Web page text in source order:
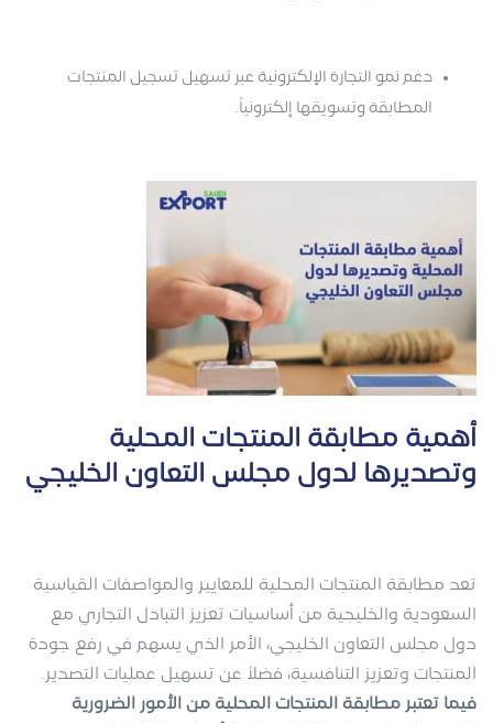
دعم نمو التجارة الإلكترونية عبر تسهيل تسجيل المنتجات
المطابقة وتسويقها إلكترونياً.
أهمية مطابقة المنتجات المحلية
وتصديرها لدول مجلس التعاون الخليجي
تعد مطابقة المنتجات المحلية للمعايير والمواصفات القياسية
السعودية والخليجية من أساسيات تعزيز التبادل التجاري مع
دول مجلس التعاون الخليجي، الأمر الذي يسهم في رفع جودة
المنتجات وتعزيز التنافسية، فضلاً عن تسهيل عمليات التصدير.
فيما تعتبر مطابقة المنتجات المحلية من الأمور الضرورية